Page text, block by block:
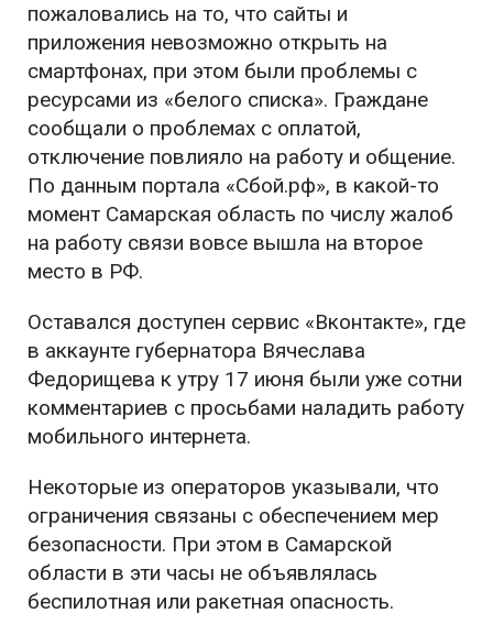
пожаловались на то, что сайты и
приложения невозможно открыть на
смартфонах, при этом были проблемы с
ресурсами из «белого списка». Граждане
сообщали о проблемах с оплатой,
отключение повлияло на работу и общение.
По данным портала «Сбой.рф», в какой-то
момент Самарская область по числу жалоб
на работу связи вовсе вышла на второе
место в РФ.
Оставался доступен сервис «Вконтакте», где
в аккаунте губернатора Вячеслава
Федорищева к утру 17 июня были уже сотни
комментариев с просьбами наладить работу
мобильного интернета.
Некоторые из операторов указывали, что
ограничения связаны с обеспечением мер
безопасности. При этом в Самарской
области в эти часы не объявлялась
беспилотная или ракетная опасность.